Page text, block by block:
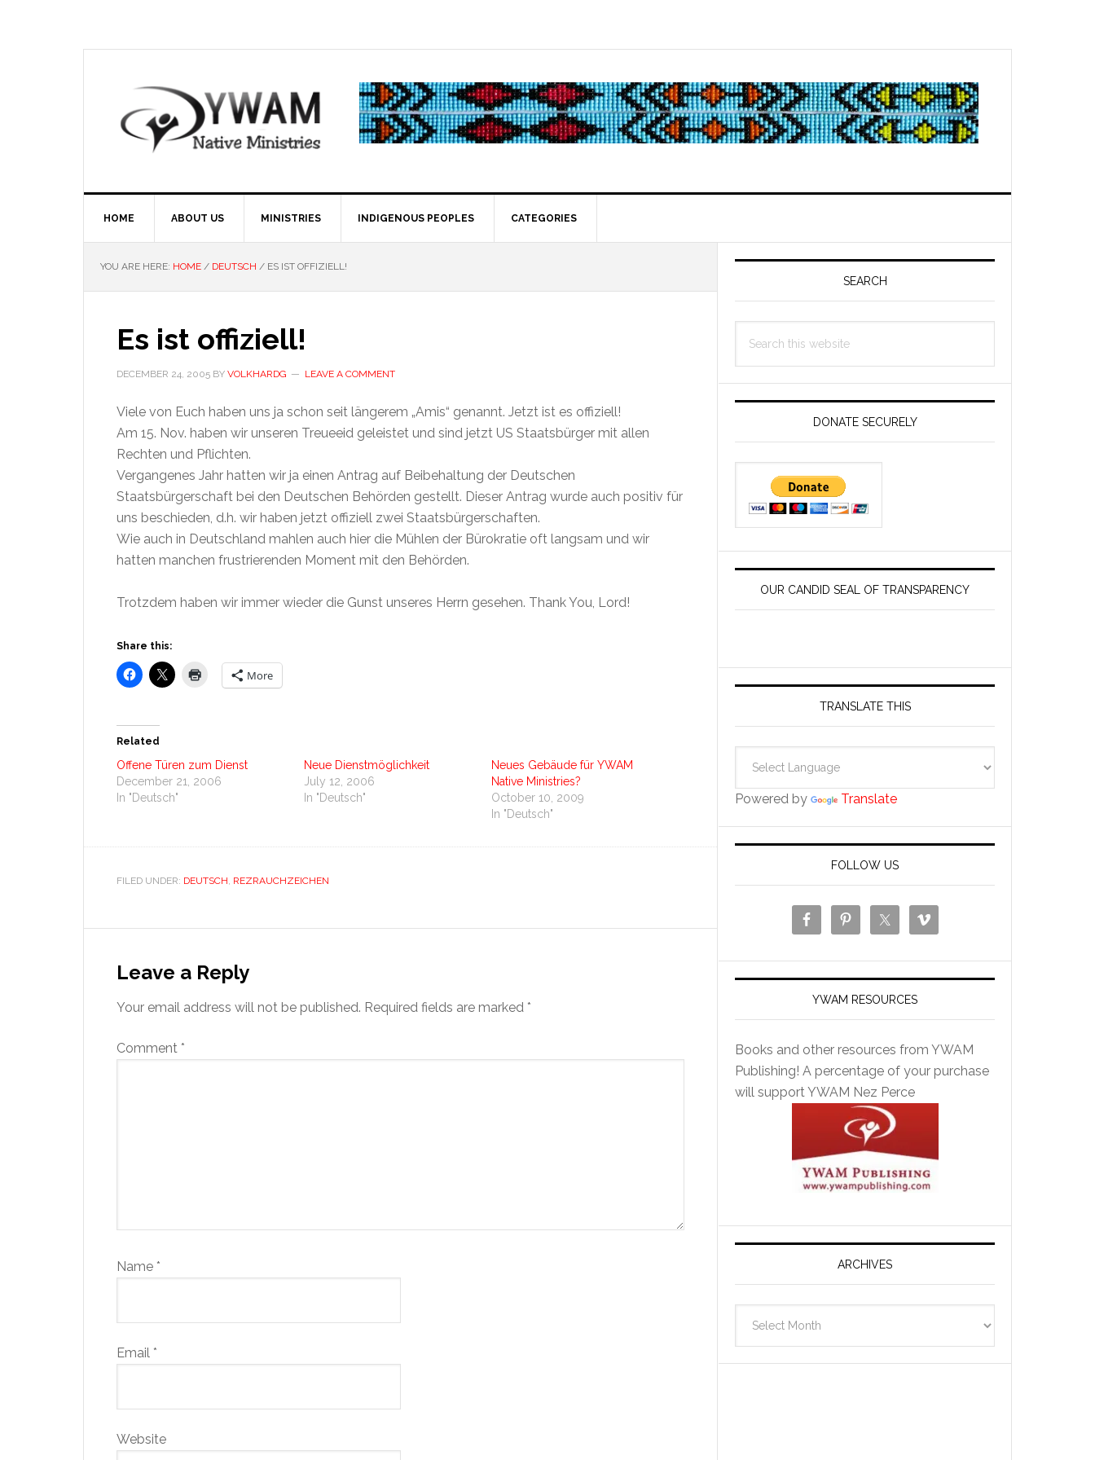
HOME ABOUT US MINISTRIES INDIGENOUS PEOPLES CATEGORIES
YOU ARE HERE: HOME / DEUTSCH / ES IST OFFIZIELL!
Es ist offiziell!
DECEMBER 24, 2005 BY VOLKHARDG LEAVE A COMMENT
Viele von Euch haben uns ja schon seit längerem „Amis“ genannt. Jetzt ist es offiziell!
Am 15. Nov. haben wir unseren Treueeid geleistet und sind jetzt US Staatsbürger mit allen
Rechten und Pflichten.
Vergangenes Jahr hatten wir ja einen Antrag auf Beibehaltung der Deutschen
Staatsbürgerschaft bei den Deutschen Behörden gestellt. Dieser Antrag wurde auch positiv für
uns beschieden, d.h. wir haben jetzt offiziell zwei Staatsbürgerschaften.
Wie auch in Deutschland mahlen auch hier die Mühlen der Bürokratie oft langsam und wir
hatten manchen frustrierenden Moment mit den Behörden.
Trotzdem haben wir immer wieder die Gunst unseres Herrn gesehen. Thank You, Lord!
Share this:
More
Related
Offene Türen zum Dienst
December 21, 2006
In "Deutsch"
Neue Dienstmöglichkeit
July 12, 2006
In "Deutsch"
Neues Gebäude für YWAM
Native Ministries?
October 10, 2009
In "Deutsch"
FILED UNDER: DEUTSCH REZRAUCHZEICHEN
Interactions
Leave a Reply
Your email address will not be published. Required fields are marked *
Comment *
Name *
Email *
Website
Primary
SEARCH
this
DONATE SECURELY
OUR CANDID SEAL OF TRANSPARENCY
TRANSLATE THIS
Powered by Translate
FOLLOW US
YWAM RESOURCES
Books and other resources from YWAM
Publishing! A percentage of your purchase
will support YWAM Nez Perce
ARCHIVES